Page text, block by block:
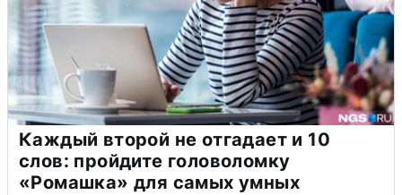
Каждый второй не отгадает и 10
слов: пройдите головоломку
«Ромашка» для самых умных